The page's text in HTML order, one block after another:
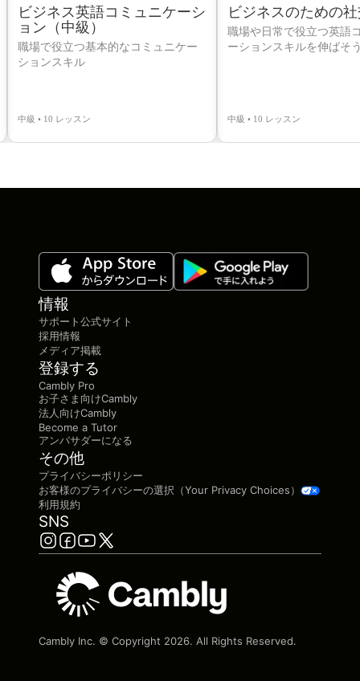
ビジネス英語コミュニケーシ
ョン（中級）
職場で役立つ基本的なコミュニケー
ションスキル
中級 • 10 レッスン
ビジネスのための
職場や日常で役立つ英語
ーションスキルを伸ばそ
中級 • 10 レッスン
情報
サポート公式サイト
採用情報
メディア掲載
登録する
Cambly Pro
お子さま向けCambly
法人向けCambly
Become a Tutor
アンバサダーになる
その他
プライバシーポリシー
お客様のプライバシーの選択（Your Privacy Choices）
利用規約
SNS
Cambly Inc. © Copyright 2026. All Rights Reserved.